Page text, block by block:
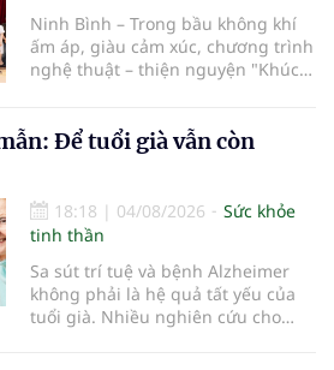
Ninh Bình – Trong bầu không khí
ấm áp, giàu cảm xúc, chương trình
nghệ thuật – thiện nguyện "Khúc
điểm dừng chân đầu tiên tại Bệnh
viện Bạch Mai cơ sở Ninh Bình.
Để tuổi già vẫn còn
18:18 | 04/08/2026
Sức khỏe
tinh thần
Sa sút trí tuệ và bệnh Alzheimer
không phải là hệ quả tất yếu của
tuổi già. Nhiều nghiên cứu cho